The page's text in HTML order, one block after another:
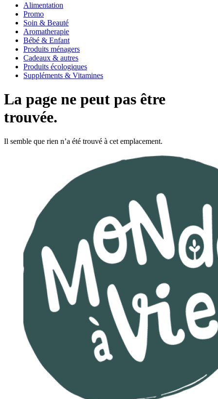
Alimentation
Promo
Soin & Beauté
Aromatherapie
Bébé & Enfant
Produits ménagers
Cadeaux & autres
Produits écologiques
Suppléments & Vitamines
La page ne peut pas être
trouvée.
Il semble que rien n’a été trouvé à cet emplacement.